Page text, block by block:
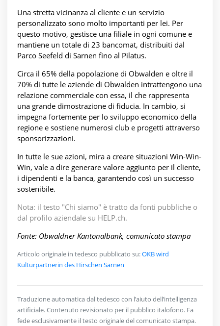
Una stretta vicinanza al cliente e un servizio
personalizzato sono molto importanti per lei. Per
questo motivo, gestisce una filiale in ogni comune e
mantiene un totale di 23 bancomat, distribuiti dal
Parco Seefeld di Sarnen fino al Pilatus.
Circa il 65% della popolazione di Obwalden e oltre il
70% di tutte le aziende di Obwalden intrattengono una
relazione commerciale con essa, il che rappresenta
una grande dimostrazione di fiducia. In cambio, si
impegna fortemente per lo sviluppo economico della
regione e sostiene numerosi club e progetti attraverso
sponsorizzazioni.
In tutte le sue azioni, mira a creare situazioni Win-Win-
Win, vale a dire generare valore aggiunto per il cliente,
i dipendenti e la banca, garantendo così un successo
sostenibile.
Nota: il testo "Chi siamo" è tratto da fonti pubbliche o
dal profilo aziendale su HELP.ch.
Fonte: Obwaldner Kantonalbank, comunicato stampa
Articolo originale in tedesco pubblicato su:OKB wird
Kulturpartnerin des Hirschen Sarnen
Traduzione automatica dal tedesco con l’aiuto dell’intelligenza
artificiale. Contenuto revisionato per il pubblico italofono. Fa
fede esclusivamente il testo originale del comunicato stampa.